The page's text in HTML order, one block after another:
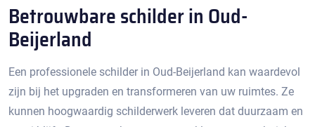
Betrouwbare schilder in Oud-
Beijerland
Een professionele schilder in Oud-Beijerland kan waardevol
zijn bij het upgraden en transformeren van uw ruimtes.​ Ze
kunnen hoogwaardig schilderwerk leveren dat duurzaam en